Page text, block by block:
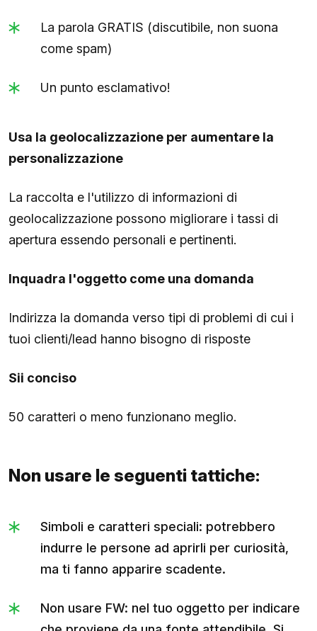
La parola GRATIS (discutibile, non suona
come spam)
Un punto esclamativo!
Usa la geolocalizzazione per aumentare la
personalizzazione
La raccolta e l'utilizzo di informazioni di
geolocalizzazione possono migliorare i tassi di
apertura essendo personali e pertinenti.
Inquadra l'oggetto come una domanda
Indirizza la domanda verso tipi di problemi di cui i
tuoi clienti/lead hanno bisogno di risposte
Sii conciso
50 caratteri o meno funzionano meglio.
Non usare le seguenti tattiche:
Simboli e caratteri speciali: potrebbero
indurre le persone ad aprirli per curiosità,
ma ti fanno apparire scadente.
Non usare FW: nel tuo oggetto per indicare